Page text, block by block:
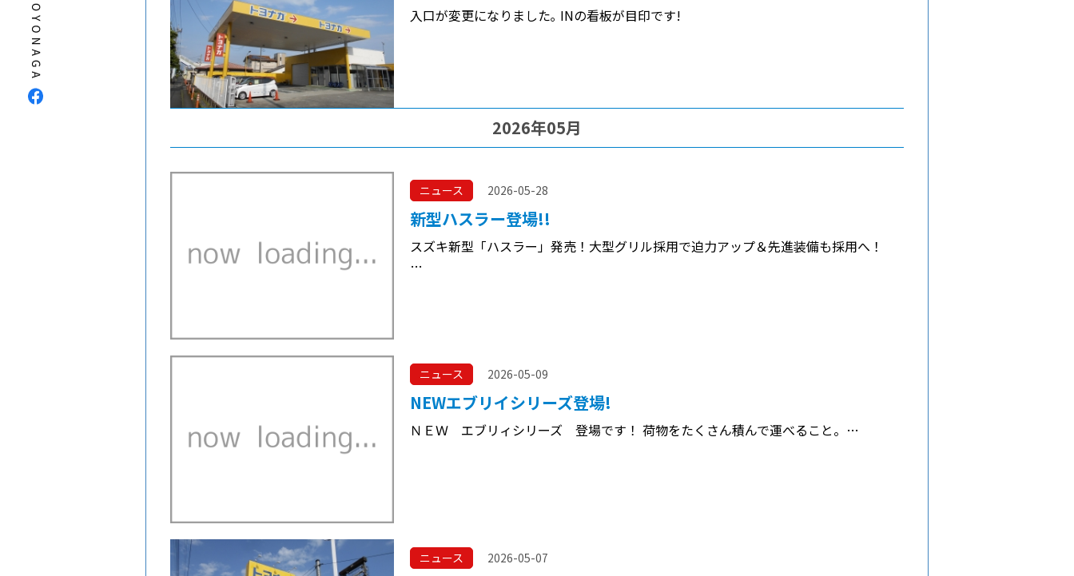
入口が変更になりました｡ INの看板が目印です!
2026年05月
ニュース 2026-05-28
新型ハスラー登場!!
スズキ新型「ハスラー」発売！大型グリル採用で迫力アップ＆先進装備も採用へ！
…
ニュース 2026-05-09
NEWエブリイシリーズ登場!
ＮＥＷ エブリィシリーズ 登場です！ 荷物をたくさん積んで運べること。…
本日午前10時より営業となります｡ 是非､お出掛け下さい!